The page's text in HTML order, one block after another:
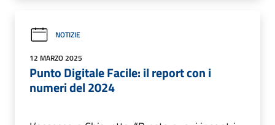
NOTIZIE
12 MARZO 2025
Punto Digitale Facile: il report con i
numeri del 2024